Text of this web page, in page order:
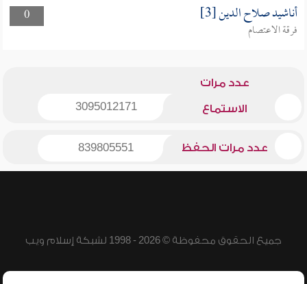
0
أناشيد صلاح الدين [3]
فرقة الاعتصام
عدد مرات
الاستماع 3095012171
عدد مرات الحفظ 839805551
جميع الحقوق محفوظة © 2026 - 1998 لشبكة إسلام ويب